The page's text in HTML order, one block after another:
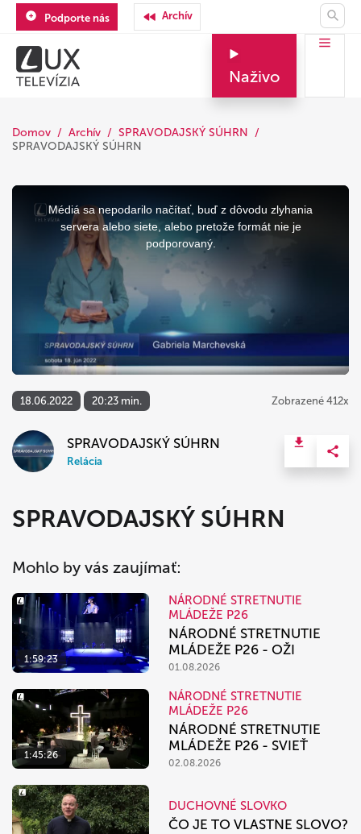
Podporte nás Archív
Naživo
Domov Archív
SPRAVODAJSKÝ SÚHRN
SPRAVODAJSKÝ SÚHRN
This
window.
Médiá sa nepodarilo načítať, buď z dôvodu zlyhania
servera alebo siete, alebo pretože formát nie je
podporovaný.
18.06.2022 20:23 min. Zobrazené 412x
SPRAVODAJSKÝ SÚHRN
Relácia
SPRAVODAJSKÝ SÚHRN
Mohlo by vás zaujímať:
1:59:23
NÁRODNÉ STRETNUTIE
MLÁDEŽE P26
NÁRODNÉ STRETNUTIE
MLÁDEŽE P26 - OŽI
01.08.2026
1:45:26
NÁRODNÉ STRETNUTIE
MLÁDEŽE P26
NÁRODNÉ STRETNUTIE
MLÁDEŽE P26 - SVIEŤ
02.08.2026
DUCHOVNÉ SLOVKO
ČO JE TO VLASTNE SLOVO?